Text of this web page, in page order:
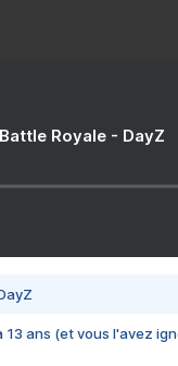
Royale - DayZ
13 ans (et vous l'avez